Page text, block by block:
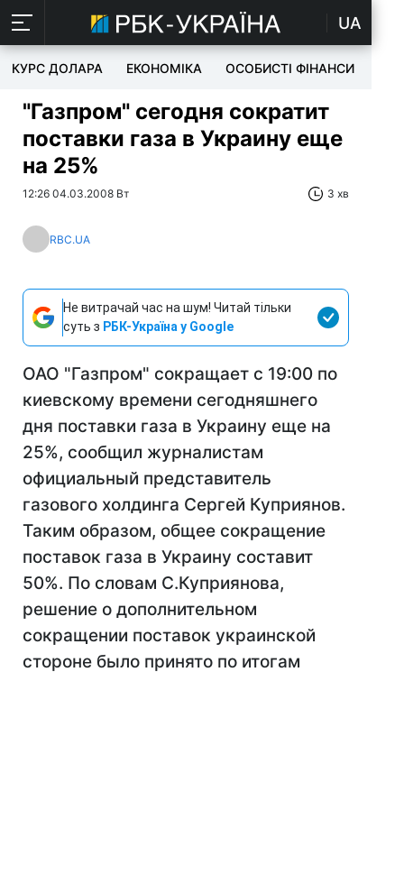
UA
КУРС ДОЛАРА ЕКОНОМІКА ОСОБИСТІ ФІНАНСИ
"Газпром" сегодня сократит
поставки газа в Украину еще
на 25%
12:26 04.03.2008 Вт 3 хв
RBC.UA
Не витрачай час на шум! Читай тільки
суть з РБК-Україна у Google
ОАО "Газпром" сокращает с 19:00 по
киевскому времени сегодняшнего
дня поставки газа в Украину еще на
25%, сообщил журналистам
официальный представитель
газового холдинга Сергей Куприянов.
Таким образом, общее сокращение
поставок газа в Украину составит
50%. По словам С.Куприянова,
решение о дополнительном
сокращении поставок украинской
стороне было принято по итогам